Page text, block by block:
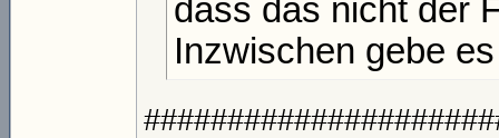
dass das nicht der
Inzwischen gebe